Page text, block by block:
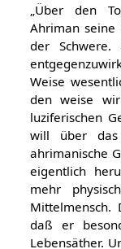
„Über den
Ahriman
der Schwere.
Weise
den weise
luziferischen
will über das
ahrimanische
eigentlich
mehr
Mittelmensch.
daß er
Lebensäther.